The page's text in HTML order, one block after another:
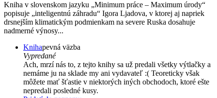
Kniha v slovenskom jazyku „Minimum práce – Maximum úrody“
popisuje „inteligentnú záhradu“ Igora Ljadova, v ktorej aj napriek
drsnejším klimatickým podmienkam na severe Ruska dosahuje
nadmerné výnosy...
Knihapevná väzba
Vypredané
Ach, mrzí nás to, z tejto knihy sa už predali všetky výtlačky a
nemáme ju na sklade my ani vydavateľ :( Teoreticky však
môžete mať šťastie v niektorých iných obchodoch, ktoré ešte
nepredali posledné kusy.